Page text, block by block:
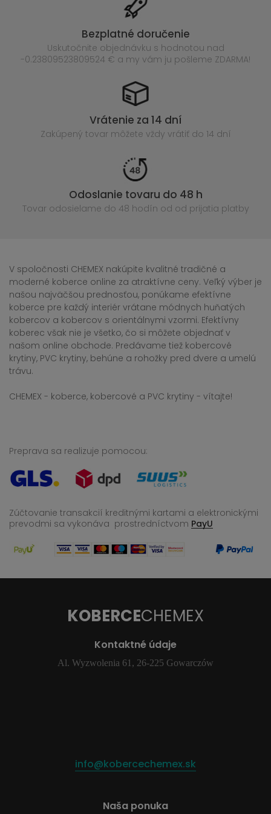
Bezplatné doručenie
Uskutočnite objednávku s hodnotou nad
-0.23809523809524 € a my vám ju pošleme ZDARMA!
Vrátenie za 14 dní
Zakúpený tovar môžete vždy vrátiť do 14 dní
Odoslanie tovaru do 48 h
Tovar odosielame do 48 hodín od od prijatia platby
V spoločnosti CHEMEX nakúpite kvalitné tradičné a
moderné koberce online za atraktívne ceny. Veľký výber je
našou najväčšou prednosťou, ponúkame efektívne
koberce pre každý interiér vrátane módnych huňatých
kobercov a kobercov s orientálnymi vzormi. Efektívny
koberec však nie je všetko, čo si môžete objednať v
našom online obchode. Predávame tiež kobercové
krytiny, PVC krytiny, behúne a rohožky pred dvere a umelú
trávu.
CHEMEX - koberce, kobercové a PVC krytiny - vítajte!
Preprava sa realizuje pomocou:
Zúčtovanie transakcií kreditnými kartami a elektronickými
prevodmi sa vykonáva prostredníctvom PayU
KOBERCECHEMEX
Kontaktné údaje
Al. Wyzwolenia 61, 26-225 Gowarczów
info@kobercechemex.sk
Naša ponuka